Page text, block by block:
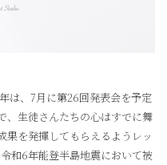
は、7月に第26回発表会を予定
、生徒さんたちの心はすでに舞
果を発揮してもらえるようレッ
和6年能登半島地震において被